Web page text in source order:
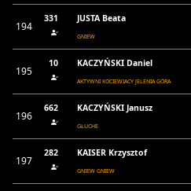
194
331 JUSTA Beata
GNIEW
195
10 KACZYŃSKI Daniel
AKTYWNI KOCIEWIACY JELENIA GÓRA
196
662 KACZYŃSKI Janusz
GŁUCHE
197
282 KAISER Krzysztof
GNIEW GNIEW